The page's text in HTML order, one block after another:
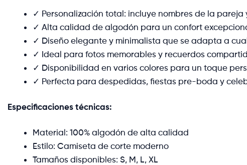
✓ Personalización total: incluye nombres de la pareja
✓ Alta calidad de algodón para un confort
✓ Diseño elegante y minimalista que se adapta a
✓ Ideal para fotos memorables y recuerdos
✓ Disponibilidad en varios colores para un toque
✓ Perfecta para despedidas, fiestas pre-boda y
Especificaciones técnicas:
Material: 100% algodón de alta calidad
Estilo: Camiseta de corte moderno
Tamaños disponibles: S, M, L, XL